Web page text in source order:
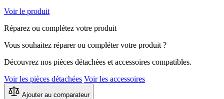
Voir le produit
Réparez ou complétez votre produit
Vous souhaitez réparer ou compléter votre produit ?
Découvrez nos pièces détachées et accessoires compatibles.
Voir les pièces détachées Voir les accessoires
Ajouter au comparateur